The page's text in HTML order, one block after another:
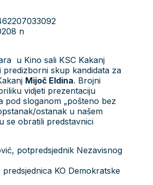
u Kino sali KSC Kakanj
predizborni skup kandidata za
Mijoč Eldina. Brojni
vidjeti prezentaciju
pod sloganom „pošteno bez
ostanak u našem
se obratili predstavnici
potpredsjednik Nezavisnog
KO Demokratske